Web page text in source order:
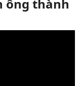
ông thành